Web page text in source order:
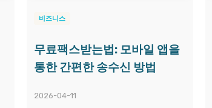
비즈니스
무료팩스받는법: 모바일 앱을
통한 간편한 송수신 방법
2026-04-11